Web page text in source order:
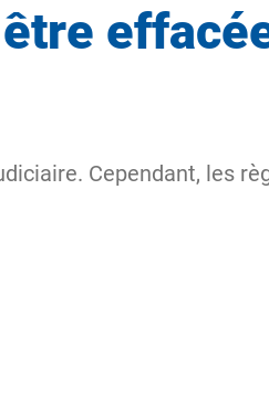
Cependant, les